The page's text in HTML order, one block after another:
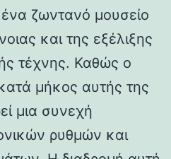
ένα ζωντανό μουσείο
και της εξέλιξης
τέχνης. Καθώς ο
κατά μήκος αυτής της
μια συνεχή
ρυθμών και